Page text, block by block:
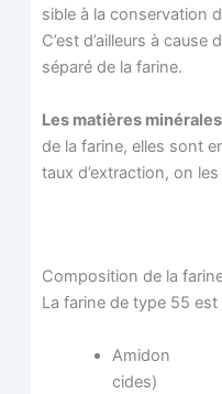
sible à la conser­va­tion
C’est d’ailleurs à
sépa­ré de la farine.
Les matières miné­rales
de la farine, elles sont
taux d’extraction, on
Com­po­si­tion de la
La farine de type 55
cides)